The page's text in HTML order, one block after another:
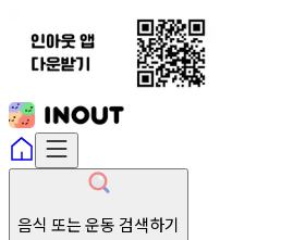
음식 또는 운동 검색하기